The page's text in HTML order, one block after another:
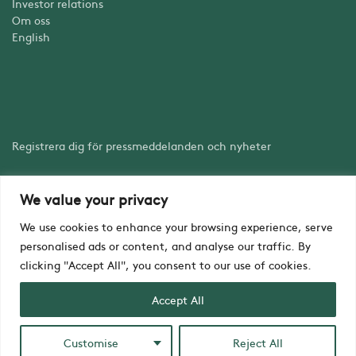
We value your privacy
We use cookies to enhance your browsing experience, serve
personalised ads or content, and analyse our traffic. By
clicking "Accept All", you consent to our use of cookies.
Customise Reject All
Accept All
Om oss
English
Registrera dig för pressmeddelanden och nyheter
Registrera dig